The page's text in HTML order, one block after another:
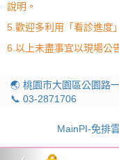
說明。
5.歡迎多利用「看診進度
6.以上未盡事宜以現場公
🌏 桃園市大園區公園路
📞 03-2871706
MainPI-免排